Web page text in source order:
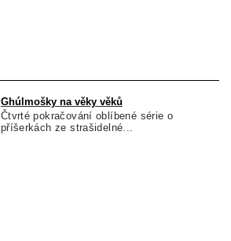
Ghúlmošky na věky věků
Čtvrté pokračování oblíbené série o
příšerkách ze strašidelné...